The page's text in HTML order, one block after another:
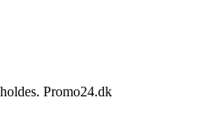
Promo24.dk